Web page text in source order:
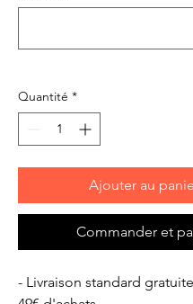
Quantité *
Ajouter au
Commander et
- Livraison standard